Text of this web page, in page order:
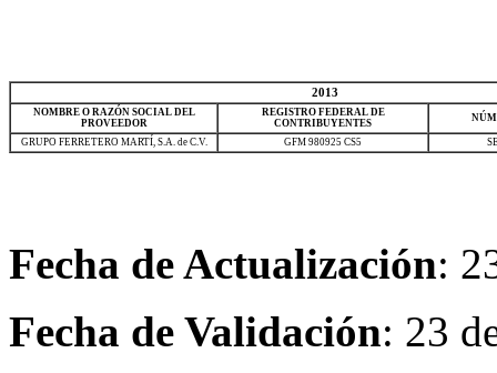
2013
NOMBRE O RAZÓN SOCIAL DEL
PROVEEDOR
REGISTRO FEDERAL DE
CONTRIBUYENTES
GRUPO FERRETERO MARTÍ, S.A. de C.V. GFM 980925 CS5
Fecha de Actualización:
Fecha de Validación: 23